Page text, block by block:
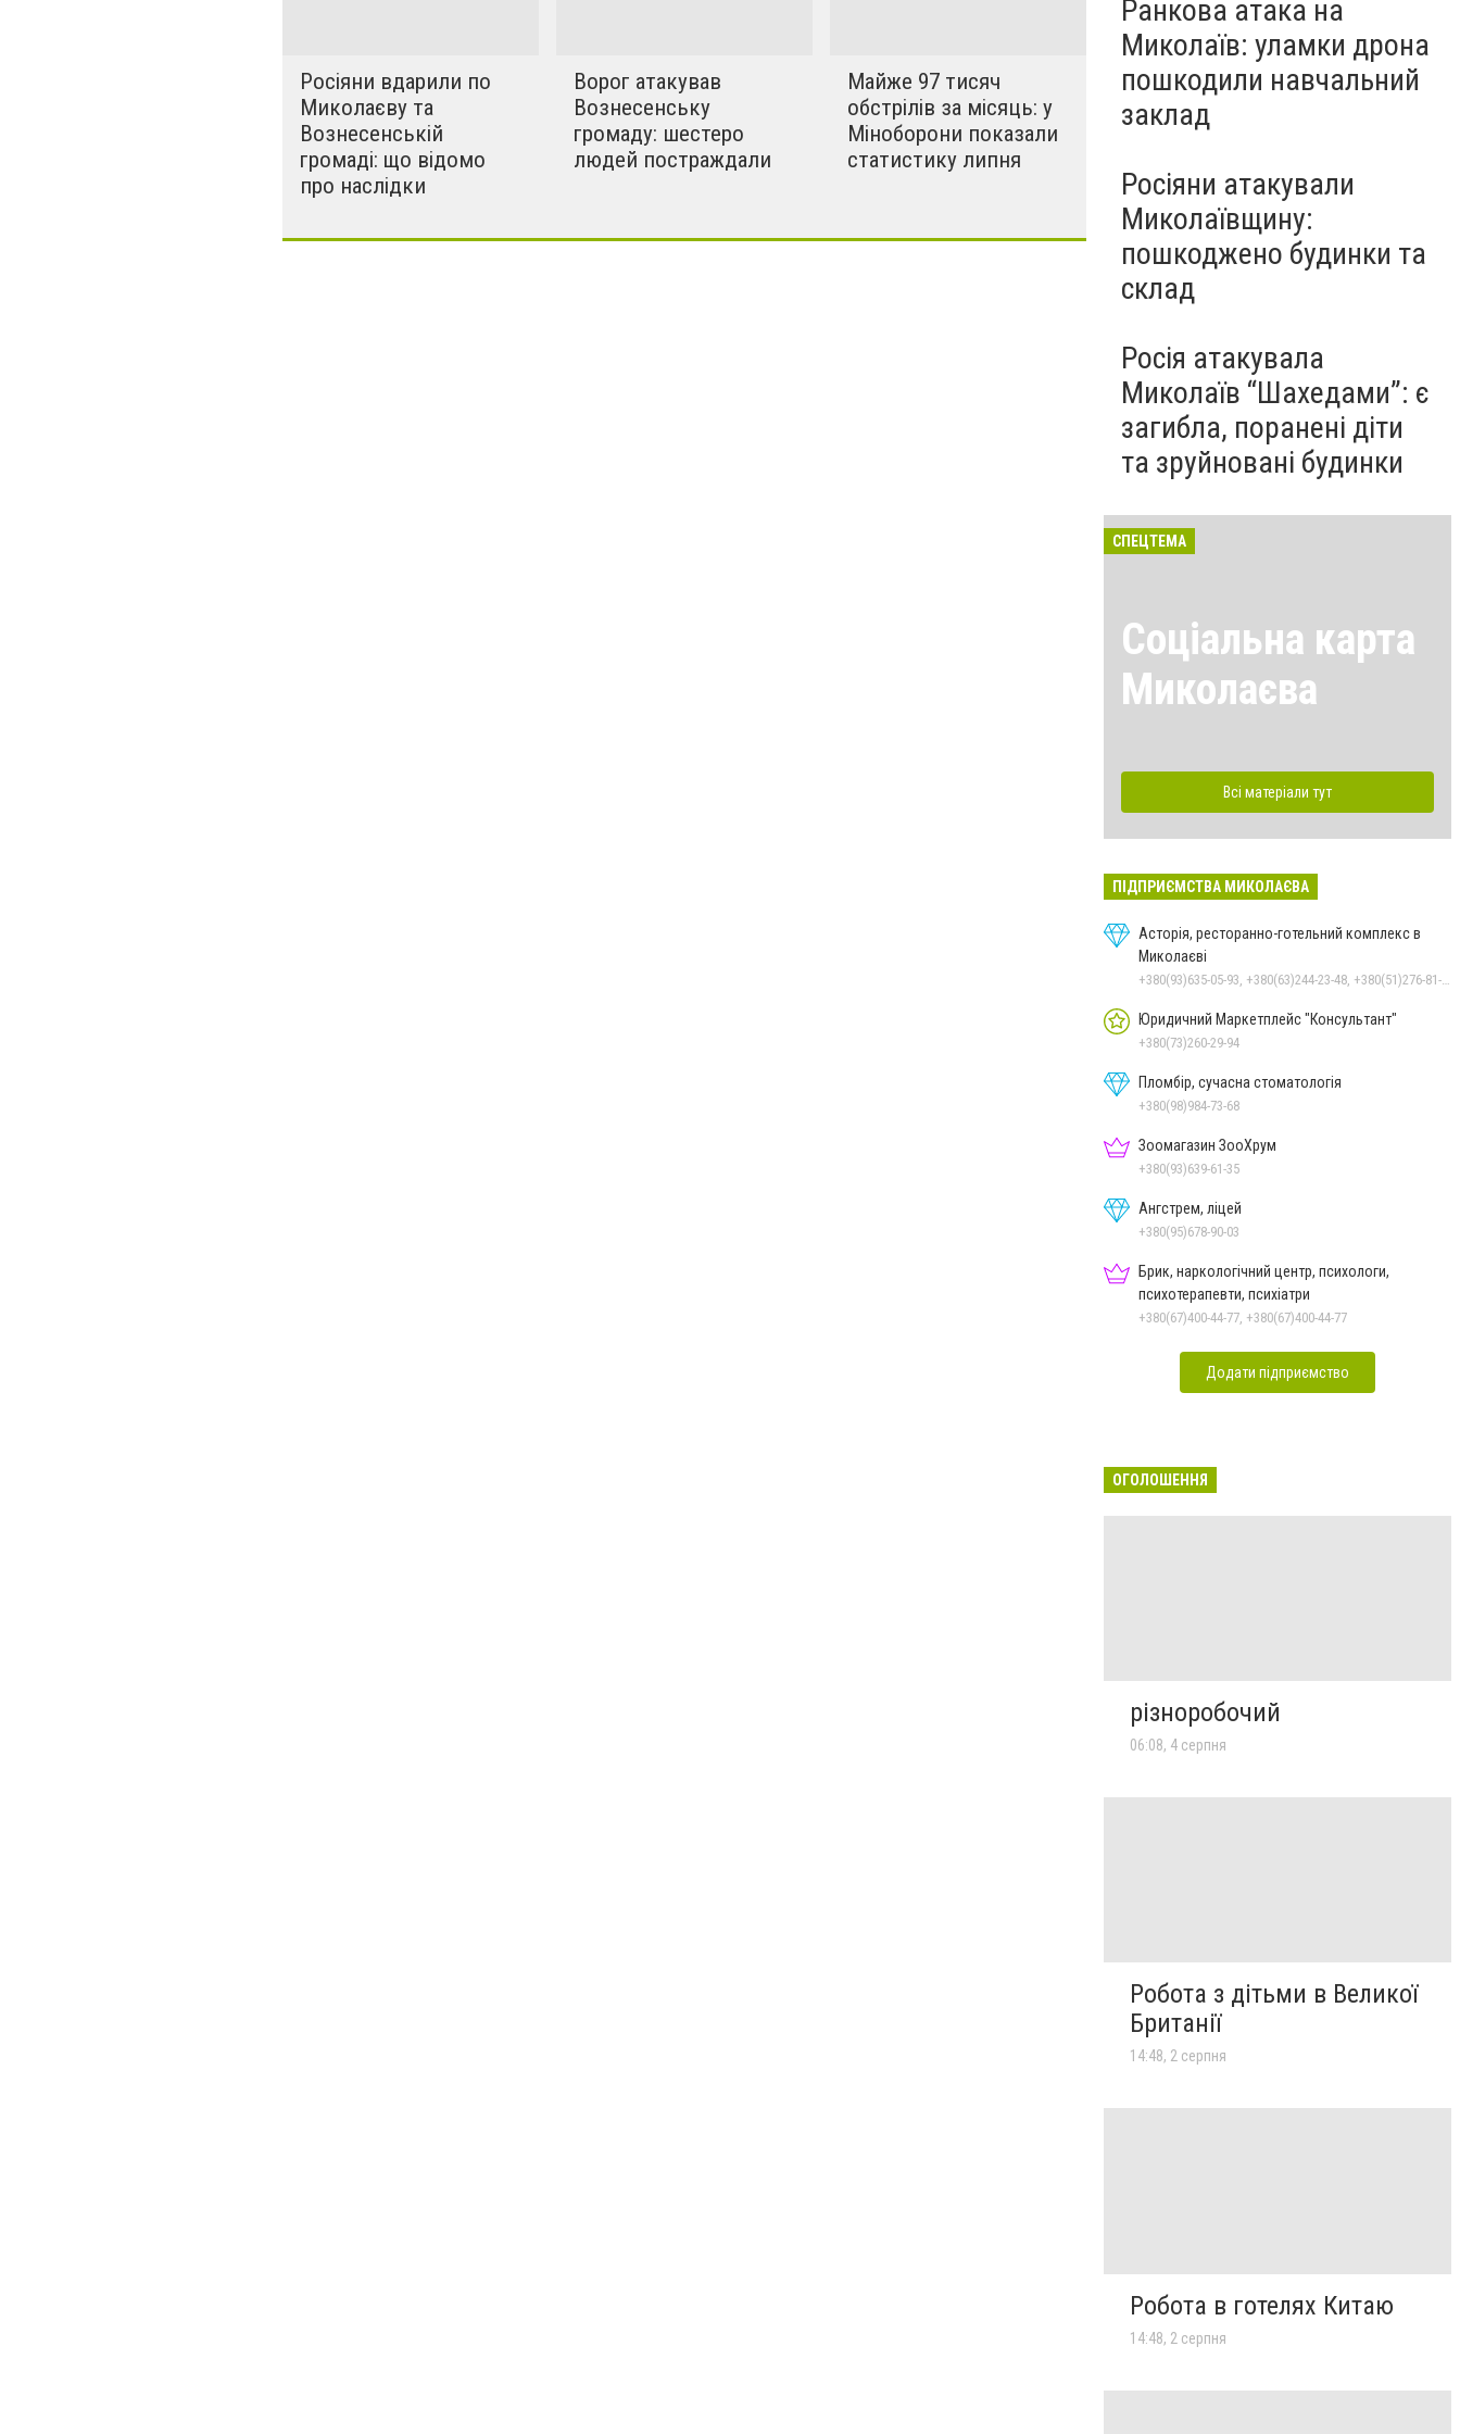
Росіяни вдарили по
Миколаєву та
Вознесенській
громаді: що відомо
про наслідки
Ворог атакував
Вознесенську
громаду: шестеро
людей постраждали
Майже 97 тисяч
обстрілів за місяць: у
Міноборони показали
статистику липня
Ранкова атака на
Миколаїв: уламки дрона
пошкодили навчальний
заклад
Росіяни атакували
Миколаївщину:
пошкоджено будинки та
склад
Росія атакувала
Миколаїв “Шахедами”: є
загибла, поранені діти
та зруйновані будинки
СПЕЦТЕМА
Соціальна карта
Миколаєва
Всі матеріали тут
ПІДПРИЄМСТВА МИКОЛАЄВА
Асторія, ресторанно-готельний комплекс в
Миколаєві
Юридичний Маркетплейс "Консультант"
+380(73)260-29-94
Пломбір, сучасна стоматологія
+380(98)984-73-68
Зоомагазин ЗооХрум
+380(93)639-61-35
Ангстрем, ліцей
+380(95)678-90-03
Брик, наркологічний центр, психологи,
психотерапевти, психіатри
+380(67)400-44-77, +380(67)400-44-77
Додати підприємство
ОГОЛОШЕННЯ
різноробочий
06:08, 4 серпня
Робота з дітьми в Великої
Британії
14:48, 2 серпня
Робота в готелях Китаю
14:48, 2 серпня